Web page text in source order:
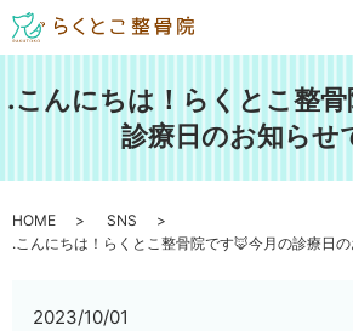
.こんにちは！らくとこ整
診療日のお知らせ
HOME
SNS
.こんにちは！らくとこ整骨院です🦊今月の診療日の
2023/10/01